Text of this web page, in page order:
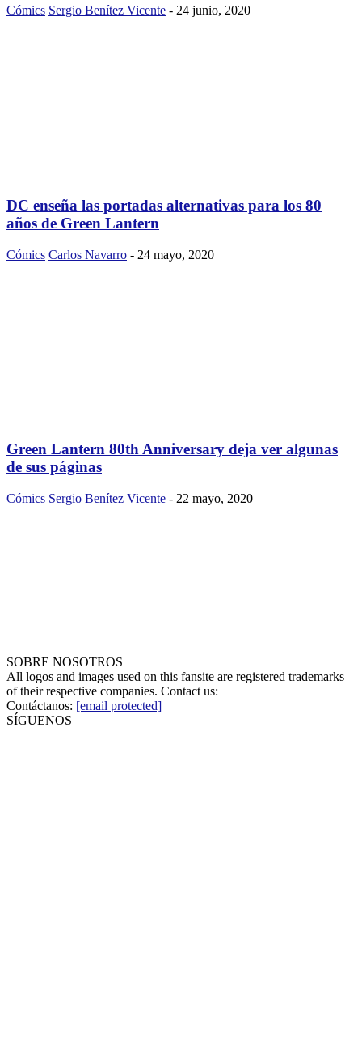
Cómics Sergio Benítez Vicente - 24 junio, 2020
DC enseña las portadas alternativas para los 80
años de Green Lantern
Cómics Carlos Navarro - 24 mayo, 2020
Green Lantern 80th Anniversary deja ver algunas
de sus páginas
Cómics Sergio Benítez Vicente - 22 mayo, 2020
SOBRE NOSOTROS
All logos and images used on this fansite are registered trademarks
of their respective companies. Contact us:
Contáctanos: [email protected]
SÍGUENOS